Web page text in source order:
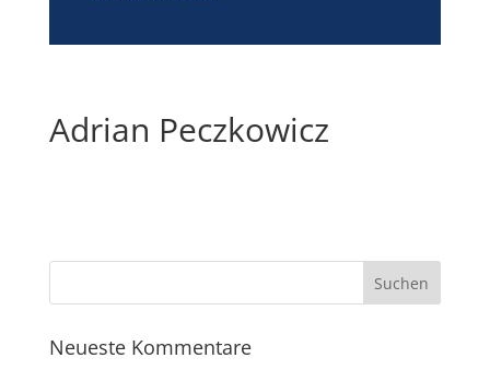
Adrian Peczkowicz
Neueste Kommentare